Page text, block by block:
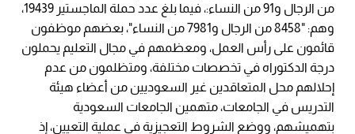
من الرجال و91 من النساء:، فيما بلغ عدد حملة الماجستير 19439،
وهم: "8458 من الرجال و7981 من النساء"، بعضهم موظفون
قائمون على رأس العمل، ومعظمهم في مجال التعليم يحملون
درجة الدكتوراه في تخصصات مختلفة، ومتظلمون من عدم
إحلالهم محل المتعاقدين غير السعوديين من أعضاء هيئة
التدريس في الجامعات، متهمين الجامعات السعودية
بتهميشهم، ووضع الشروط التعجيزية في عملية التعيين، إذ